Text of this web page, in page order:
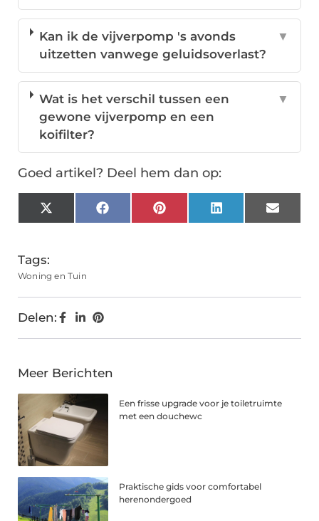
Kan ik de vijverpomp 's avonds
uitzetten vanwege geluidsoverlast?
▼
Wat is het verschil tussen een
gewone vijverpomp en een
koifilter?
▼
Goed artikel? Deel hem dan op:
X
(Twitter)
FacebookPinterestLinkedInEmail
Tags:
Woning en Tuin
Delen:
Meer Berichten
Een frisse upgrade voor je toiletruimte
met een douchewc
Praktische gids voor comfortabel
herenondergoed